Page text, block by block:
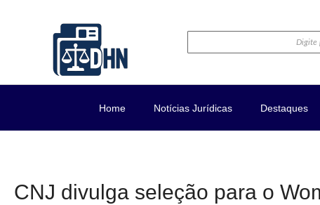
Home Notícias Jurídicas Destaques
CNJ divulga seleção para o